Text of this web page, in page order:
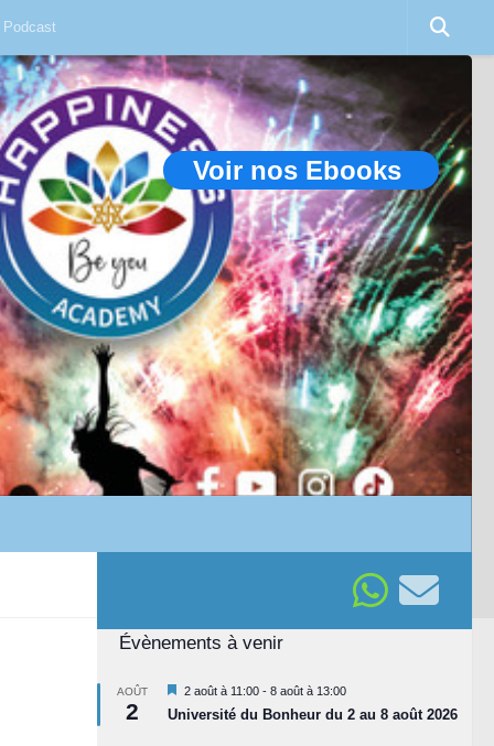
Voir nos Ebooks
Évènements à venir
AOÛT
2
Mis
en
avant
2 août à 11:00 - 8 août à 13:00
Université du Bonheur du 2 au 8 août 2026